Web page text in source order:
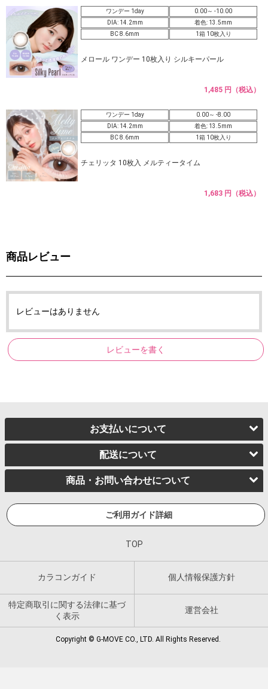
ワンデー 1day
0.00～ -10.00
DIA: 14.2mm
着色: 13.5mm
BC 8.6mm
1箱 10枚入り
メロール ワンデー 10枚入り シルキーパール
1,485 円（税込）
ワンデー 1day
0.00～ -8.00
DIA: 14.2mm
着色: 13.5mm
BC 8.6mm
1箱 10枚入り
チェリッタ 10枚入 メルティータイム
1,683 円（税込）
商品レビュー
レビューはありません
レビューを書く
お支払いについて
配送について
商品・お問い合わせについて
ご利用ガイド詳細
TOP
カラコンガイド 個人情報保護方針
特定商取引に関する法律に基づ
く表示
運営会社
Copyright © G-MOVE CO., LTD. All Rights Reserved.